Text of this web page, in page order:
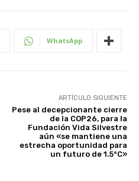
WhatsApp
ARTÍCULO SIGUIENTE
Pese al decepcionante cierre
de la COP26, para la
Fundación Vida Silvestre
aún «se mantiene una
estrecha oportunidad para
un futuro de 1.5°C»